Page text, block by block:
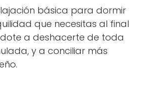
básica para dormir
que necesitas al final
a deshacerte de toda
y a conciliar más